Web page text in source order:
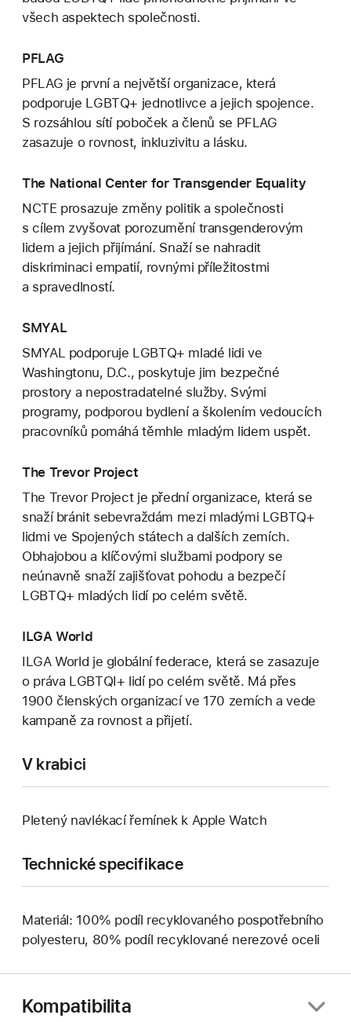
všech aspektech společnosti.
PFLAG
PFLAG je první a největší organizace, která
podporuje LGBTQ+ jednotlivce a jejich spojence.
S rozsáhlou sítí poboček a členů se PFLAG
zasazuje o rovnost, inkluzivitu a lásku.
The National Center for Transgender Equality
NCTE prosazuje změny politik a společnosti
s cílem zvyšovat porozumění transgenderovým
lidem a jejich přijímání. Snaží se nahradit
diskriminaci empatií, rovnými příležitostmi
a spravedlností.
SMYAL
SMYAL podporuje LGBTQ+ mladé lidi ve
Washingtonu, D.C., poskytuje jim bezpečné
prostory a nepostradatelné služby. Svými
programy, podporou bydlení a školením vedoucích
pracovníků pomáhá těmhle mladým lidem uspět.
The Trevor Project
The Trevor Project je přední organizace, která se
snaží bránit sebevraždám mezi mladými LGBTQ+
lidmi ve Spojených státech a dalších zemích.
Obhajobou a klíčovými službami podpory se
neúnavně snaží zajišťovat pohodu a bezpečí
LGBTQ+ mladých lidí po celém světě.
ILGA World
ILGA World je globální federace, která se zasazuje
o práva LGBTQI+ lidí po celém světě. Má přes
1900 členských organizací ve 170 zemích a vede
kampaně za rovnost a přijetí.
V krabici
Pletený navlékací řemínek k Apple Watch
Technické specifikace
Materiál: 100% podíl recyklovaného pospotřebního
polyesteru, 80% podíl recyklované nerezové oceli
Kompatibilita